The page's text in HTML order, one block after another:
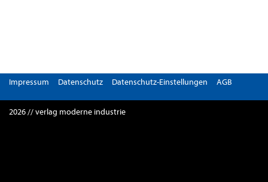
Impressum Datenschutz Datenschutz-Einstellungen AGB
2026 // verlag moderne industrie